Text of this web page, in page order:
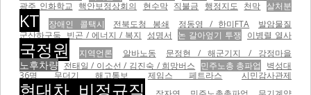
광주 인화학교 핵안보정상회의 현수막 직불금 행정지도 천막 살처분
KT 장애인 콜택시 전북도청 봉쇄 정동영 / 한미FTA
발암물질
군산하구둑 빈곤 / 에너지 / 복지 성명서 논 갈아엎기 투쟁 이병렬 열사
국정원 지역언론 알바노동 문정현 / 해군기지 / 강정마을
노후차량 전태일 / 이소선 / 김진숙 / 희망버스 민주노총 총파업
벽성대
36명 무더기 해고통보
제임스 페트라스 시민감사관제
현대차 비정규직